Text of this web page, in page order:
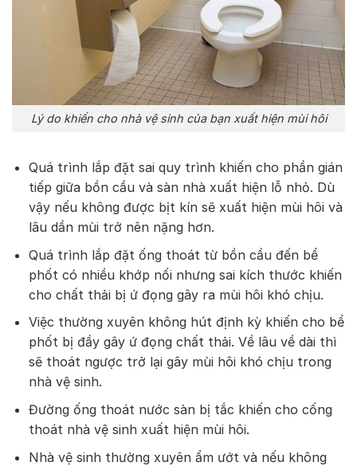
Lý do khiến cho nhà vệ sinh của bạn xuất hiện mùi hôi
Quá trình lắp đặt sai quy trình khiến cho phần gián
tiếp giữa bồn cầu và sàn nhà xuất hiện lỗ nhỏ. Dù
vậy nếu không được bịt kín sẽ xuất hiện mùi hôi và
lâu dần mùi trở nên nặng hơn.
Quá trình lắp đặt ống thoát từ bồn cầu đến bể
phốt có nhiều khớp nối nhưng sai kích thước khiến
cho chất thải bị ứ đọng gây ra mùi hôi khó chịu.
Việc thường xuyên không hút định kỳ khiến cho bể
phốt bị đầy gây ứ đọng chất thải. Về lâu về dài thì
sẽ thoát ngược trở lại gây mùi hôi khó chịu trong
nhà vệ sinh.
Đường ống thoát nước sàn bị tắc khiến cho cống
thoát nhà vệ sinh xuất hiện mùi hôi.
Nhà vệ sinh thường xuyên ẩm ướt và nếu không